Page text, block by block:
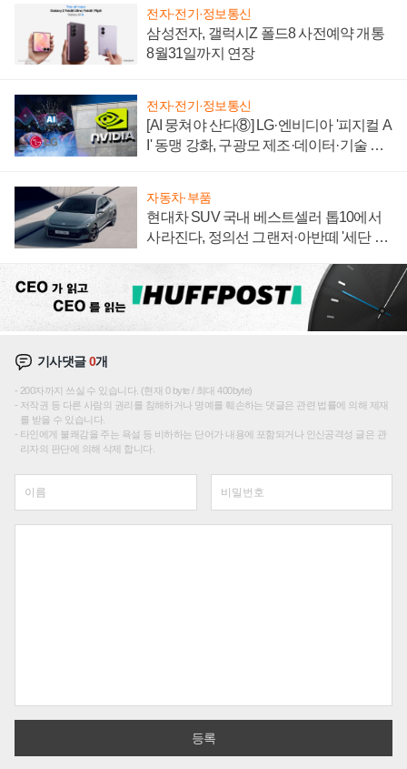
전자·전기·정보통신
삼성전자, 갤럭시Z 폴드8 사전예약 개통
8월31일까지 연장
전자·전기·정보통신
[AI 뭉쳐야 산다⑧] LG·엔비디아 '피지컬 A
I' 동맹 강화, 구광모 제조·데이터·기술 결
자동차·부품
현대차 SUV 국내 베스트셀러 톱10에서
사라진다, 정의선 그랜저·아반떼 '세단 쌍
기사댓글0개
200자까지 쓰실 수 있습니다. (현재 0 byte / 최대 400byte)
저작권 등 다른 사람의 권리를 침해하거나 명예를 훼손하는 댓글은 관련 법률에 의해 제재
를 받을 수 있습니다.
타인에게 불쾌감을 주는 욕설 등 비하하는 단어가 내용에 포함되거나 인신공격성 글은 관
리자의 판단에 의해 삭제 합니다.